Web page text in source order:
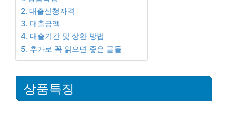
대출신청자격
대출금액
대출기간 및 상환 방법
추가로 꼭 읽으면 좋은 글들
상품특징